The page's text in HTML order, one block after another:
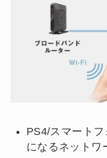
PS4/スマート
になるネットワ